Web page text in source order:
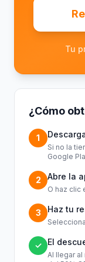
Tu
¿Cómo
1
Si no la
Google
2 Abre la
O haz clic
3 Haz tu
✓ El
Al llegar